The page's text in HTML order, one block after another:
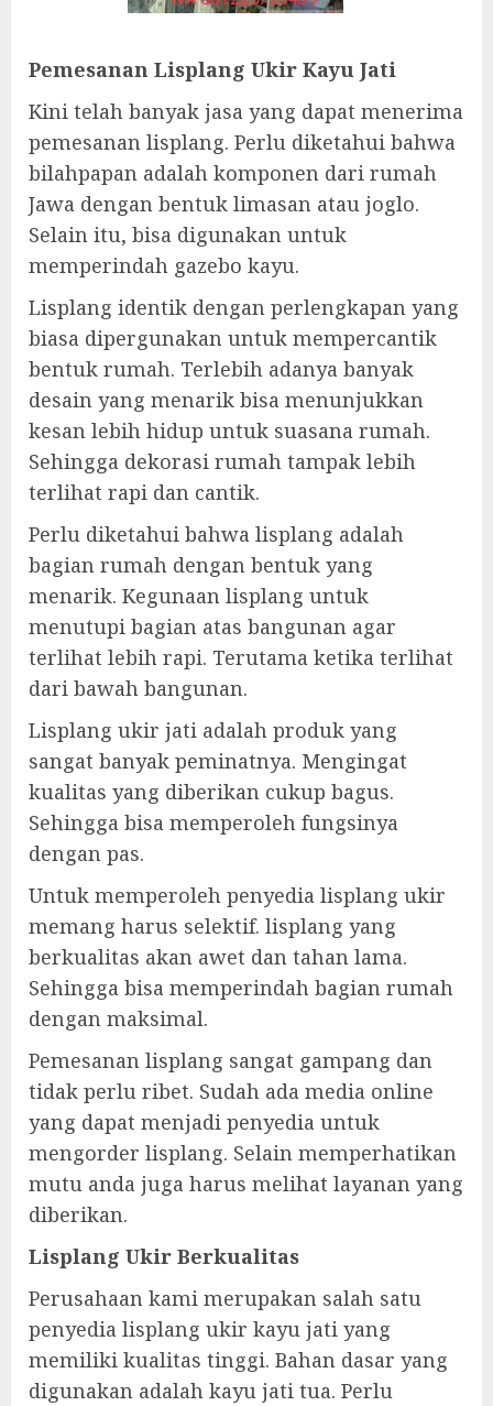
Pemesanan Lisplang Ukir Kayu Jati
Kini telah banyak jasa yang dapat menerima
pemesanan lisplang. Perlu diketahui bahwa
bilahpapan adalah komponen dari rumah
Jawa dengan bentuk limasan atau joglo.
Selain itu, bisa digunakan untuk
memperindah gazebo kayu.
Lisplang identik dengan perlengkapan yang
biasa dipergunakan untuk mempercantik
bentuk rumah. Terlebih adanya banyak
desain yang menarik bisa menunjukkan
kesan lebih hidup untuk suasana rumah.
Sehingga dekorasi rumah tampak lebih
terlihat rapi dan cantik.
Perlu diketahui bahwa lisplang adalah
bagian rumah dengan bentuk yang
menarik. Kegunaan lisplang untuk
menutupi bagian atas bangunan agar
terlihat lebih rapi. Terutama ketika terlihat
dari bawah bangunan.
Lisplang ukir jati adalah produk yang
sangat banyak peminatnya. Mengingat
kualitas yang diberikan cukup bagus.
Sehingga bisa memperoleh fungsinya
dengan pas.
Untuk memperoleh penyedia lisplang ukir
memang harus selektif. lisplang yang
berkualitas akan awet dan tahan lama.
Sehingga bisa memperindah bagian rumah
dengan maksimal.
Pemesanan lisplang sangat gampang dan
tidak perlu ribet. Sudah ada media online
yang dapat menjadi penyedia untuk
mengorder lisplang. Selain memperhatikan
mutu anda juga harus melihat layanan yang
diberikan.
Lisplang Ukir Berkualitas
Perusahaan kami merupakan salah satu
penyedia lisplang ukir kayu jati yang
memiliki kualitas tinggi. Bahan dasar yang
digunakan adalah kayu jati tua. Perlu